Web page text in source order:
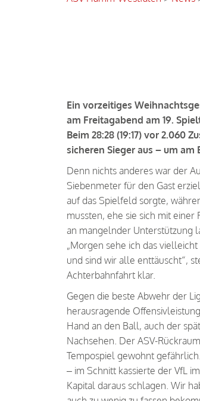
Ein vorzeitiges
am Freitagabend am 19.
Beim 28:28 (19:17) vor 2.060
sicheren Sieger aus – um
Denn nichts anderes war der
Siebenmeter für den Gast
auf das Spielfeld sorgte,
mussten, ehe sie sich mit
an mangelnder Unterstützung
„Morgen sehe ich das
und sind wir alle enttäuscht“,
Achterbahnfahrt klar.
Gegen die beste Abwehr der
herausragende
Hand an den Ball, auch der
Nachsehen. Der ASV-
Tempospiel gewohnt
– im Schnitt kassierte der VfL
Kapital daraus schlagen. Wir